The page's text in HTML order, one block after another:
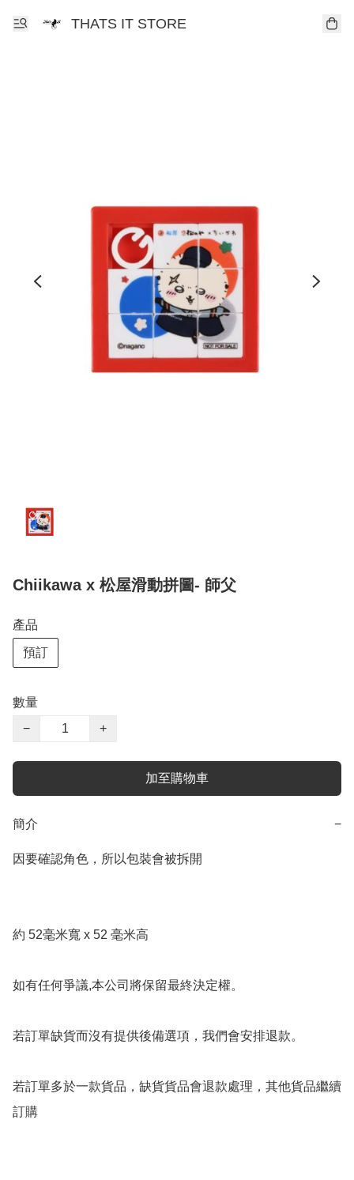
THATS IT STORE
Chiikawa x 松屋滑動拼圖- 師父
產品
預訂
數量
−
+
加至購物車
簡介 −
因要確認角色，所以包裝會被拆開
約 52毫米寬 x 52 毫米高
如有任何爭議,本公司將保留最終決定權。
若訂單缺貨而沒有提供後備選項，我們會安排退款。
若訂單多於一款貨品，缺貨貨品會退款處理，其他貨品繼續